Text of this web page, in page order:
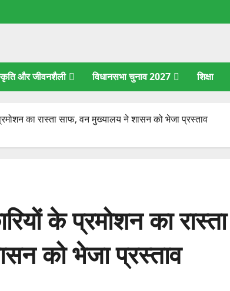
और जीवनशैली विधानसभा चुनाव 2027 शिक्षा
का रास्ता साफ, वन मुख्यालय ने शासन को भेजा प्रस्ताव
के प्रमोशन का रास्ता
को भेजा प्रस्ताव